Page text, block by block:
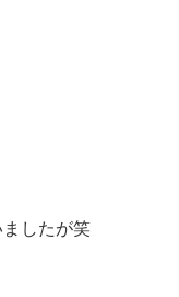
したが笑